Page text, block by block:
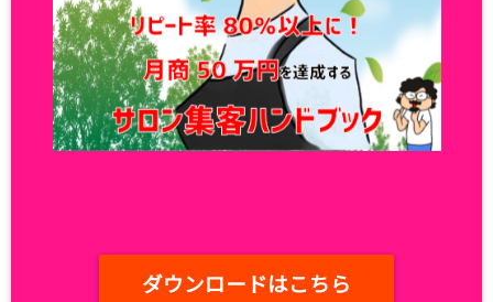
ダウンロードはこちら